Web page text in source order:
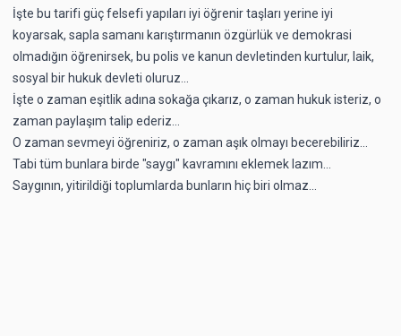
İşte bu tarifi güç felsefi yapıları iyi öğrenir taşları yerine iyi
koyarsak, sapla samanı karıştırmanın özgürlük ve demokrasi
olmadığın öğrenirsek, bu polis ve kanun devletinden kurtulur, laik,
sosyal bir hukuk devleti oluruz...
İşte o zaman eşitlik adına sokağa çıkarız, o zaman hukuk isteriz, o
zaman paylaşım talip ederiz...
O zaman sevmeyi öğreniriz, o zaman aşık olmayı becerebiliriz...
Tabi tüm bunlara birde "saygı" kavramını eklemek lazım...
Saygının, yitirildiği toplumlarda bunların hiç biri olmaz...